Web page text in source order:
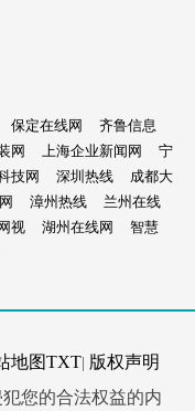
保定在线网
齐鲁信息
网 上海企业新闻网
宁
技网 深圳热线
成都大
漳州热线
兰州在线
视 湖州在线网
智慧
地图TXT 版权声明
您的合法权益的内